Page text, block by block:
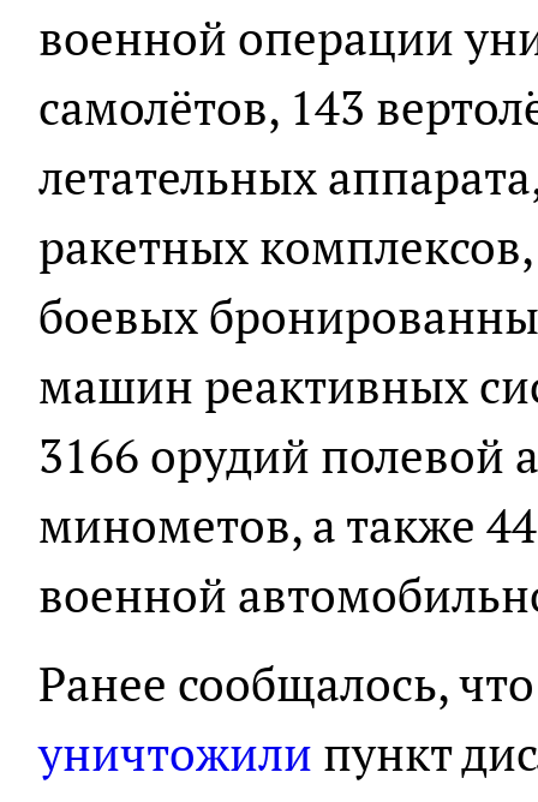
военной операции
самолётов, 143
летательных
ракетных
боевых
машин реактивных
3166 орудий полевой
минометов, а также
военной
Ранее сообщалось,
уничтожили пункт